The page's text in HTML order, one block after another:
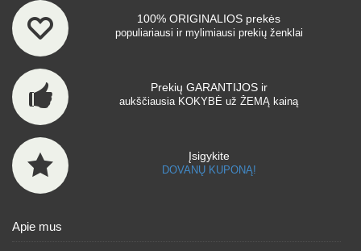
100% ORIGINALIOS prekės
populiariausi ir mylimiausi prekių ženklai
Prekių GARANTIJOS ir
aukščiausia KOKYBĖ už ŽEMĄ kainą
Įsigykite
DOVANŲ KUPONĄ!
Apie mus